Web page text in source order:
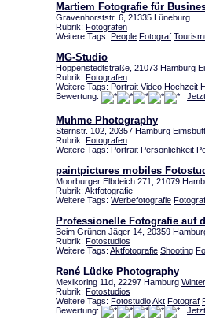
Martiem Fotografie für
Gravenhorststr. 6, 21335 Lüneburg
Rubrik: Fotografen
Weitere Tags: People Fotograf
MG-Studio
Hoppenstedtstraße, 21073 Hamburg
Rubrik: Fotografen
Weitere Tags: Portrait Video Hochzeit
Bewertung:
Muhme Photography
Sternstr. 102, 20357 Hamburg
Rubrik: Fotografen
Weitere Tags: Portrait Persönlichkeit
paintpictures mobiles
Moorburger Elbdeich 271, 21079
Rubrik: Aktfotografie
Weitere Tags: Werbefotografie Fotograf
Professionelle Fotografie auf
Beim Grünen Jäger 14, 20359
Rubrik: Fotostudios
Weitere Tags: Aktfotografie Shooting
René Lüdke Photography
Mexikoring 11d, 22297 Hamburg
Rubrik: Fotostudios
Weitere Tags: FotostudioAkt Fotograf
Bewertung: